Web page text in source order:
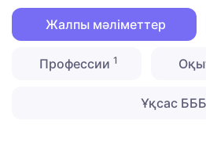
Жалпы мәліметтер
Профессии 1
Ұқсас БББ